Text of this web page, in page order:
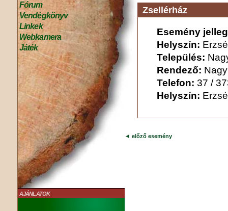
Fórum
Vendégkönyv
Linkek
Webkamera
Játék
AJÁNLATOK
Zsellérház
Esemény
Helyszín:
Település:
Rendező:
Telefon: 37 /
Helyszín:
◄ előző esemény